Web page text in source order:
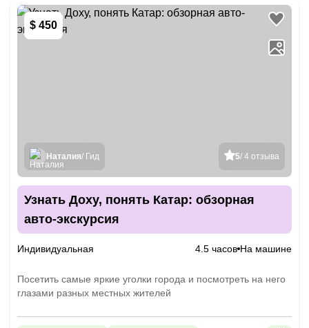
$ 450
5/ 4 отзыва
Наталия/ Гид
Узнать Доху, понять Катар: обзорная
авто-экскурсия
Индивидуальная 4.5 часов На машине
Посетить самые яркие уголки города и посмотреть на него
глазами разных местных жителей